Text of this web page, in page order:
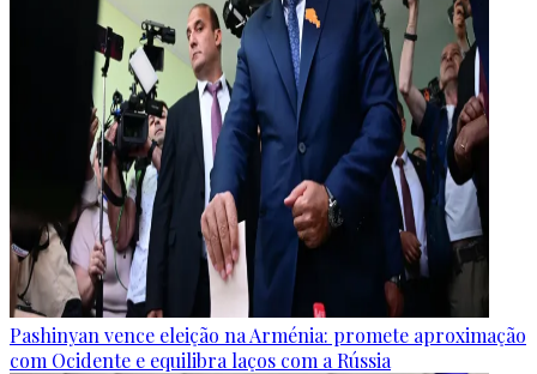
Pashinyan vence eleição na Arménia: promete aproximação
com Ocidente e equilibra laços com a Rússia